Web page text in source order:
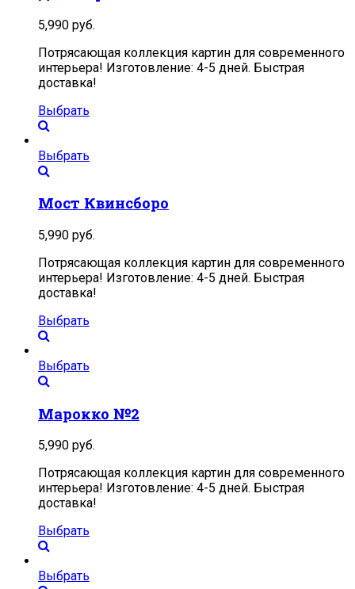
5,990 руб.
Потрясающая коллекция картин для современного
интерьера! Изготовление: 4-5 дней. Быстрая
доставка!
Выбрать
Выбрать
Мост Квинсборо
5,990 руб.
Потрясающая коллекция картин для современного
интерьера! Изготовление: 4-5 дней. Быстрая
доставка!
Выбрать
Выбрать
Марокко №2
5,990 руб.
Потрясающая коллекция картин для современного
интерьера! Изготовление: 4-5 дней. Быстрая
доставка!
Выбрать
Выбрать